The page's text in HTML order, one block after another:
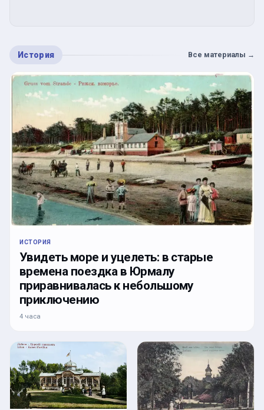
История Все материалы →
ИСТОРИЯ
Увидеть море и уцелеть: в старые
времена поездка в Юрмалу
приравнивалась к небольшому
приключению
4 часа